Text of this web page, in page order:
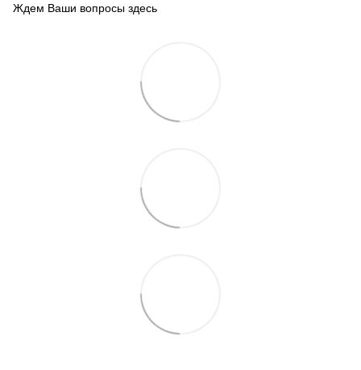
Ждем Ваши вопросы здесь